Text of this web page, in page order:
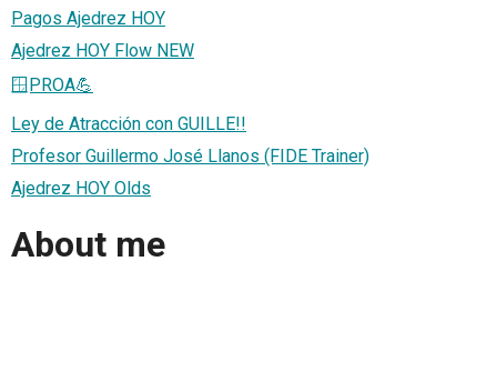
Pagos Ajedrez HOY
Ajedrez HOY Flow NEW
🪟PROA💪
Ley de Atracción con GUILLE!!
Profesor Guillermo José Llanos (FIDE Trainer)
Ajedrez HOY Olds
About me